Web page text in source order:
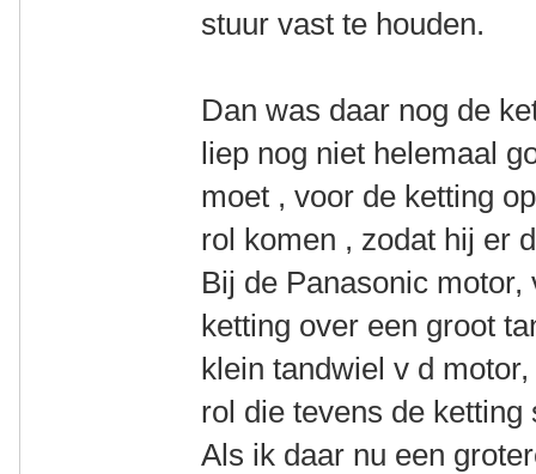
stuur vast te houden.
Dan was daar nog de
liep nog niet helemaal
moet , voor de ketting
rol komen , zodat hij er
Bij de Panasonic
ketting over een groot
klein tandwiel v d
rol die tevens de ketting
Als ik daar nu een